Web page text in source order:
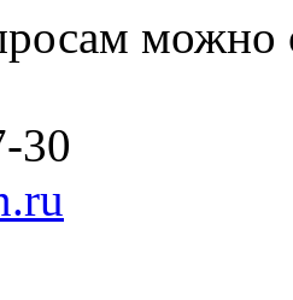
можно
30